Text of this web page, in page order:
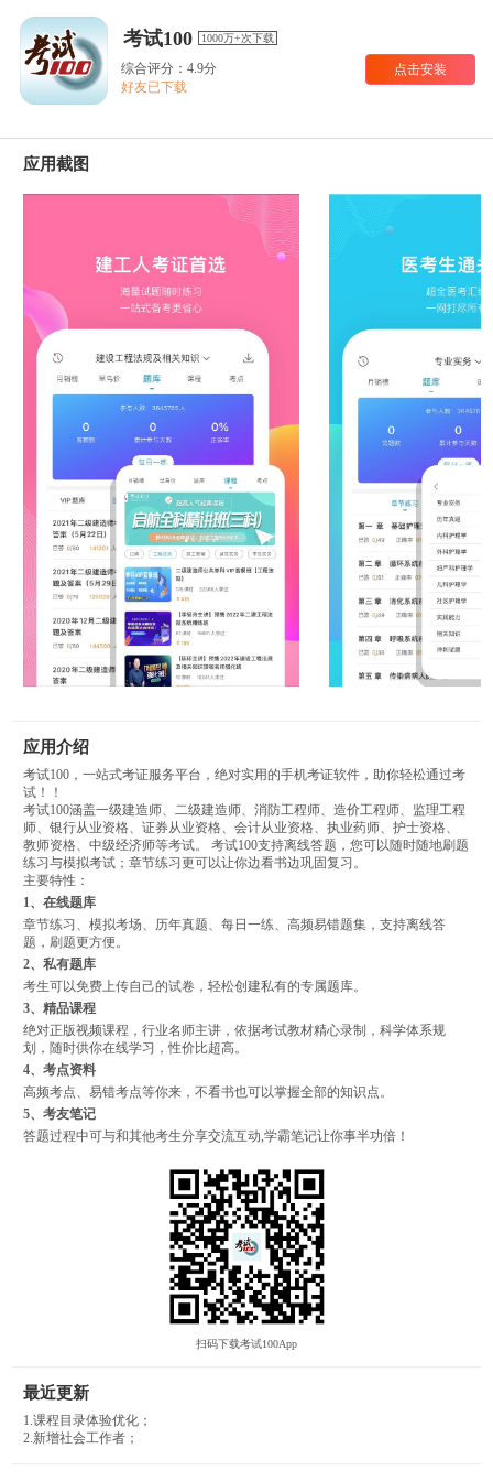
考试100 1000万+次下载
综合评分：4.9分
好友已下载
点击安装
应用截图
应用介绍
考试100，一站式考证服务平台，绝对实用的手机考证软件，助你轻松通过考
试！！
考试100涵盖一级建造师、二级建造师、消防工程师、造价工程师、监理工程
师、银行从业资格、证券从业资格、会计从业资格、执业药师、护士资格、
教师资格、中级经济师等考试。 考试100支持离线答题，您可以随时随地刷题
练习与模拟考试；章节练习更可以让你边看书边巩固复习。
主要特性：
1、在线题库
章节练习、模拟考场、历年真题、每日一练、高频易错题集，支持离线答
题，刷题更方便。
2、私有题库
考生可以免费上传自己的试卷，轻松创建私有的专属题库。
3、精品课程
绝对正版视频课程，行业名师主讲，依据考试教材精心录制，科学体系规
划，随时供你在线学习，性价比超高。
4、考点资料
高频考点、易错考点等你来，不看书也可以掌握全部的知识点。
5、考友笔记
答题过程中可与和其他考生分享交流互动,学霸笔记让你事半功倍！
扫码下载考试100App
最近更新
1.课程目录体验优化；
2.新增社会工作者；